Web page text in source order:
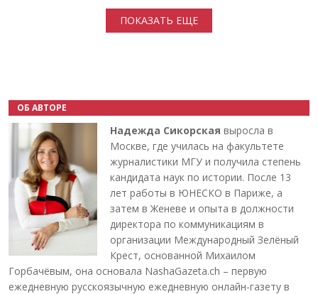
ПОКАЗАТЬ ЕЩЕ
ОБ АВТОРЕ
Надежда Сикорская выросла в
Москве, где училась на факультете
журналистики МГУ и получила степень
кандидата наук по истории. После 13
лет работы в ЮНЕСКО в Париже, а
затем в Женеве и опыта в должности
директора по коммуникациям в
организации Международный Зелёный
Крест, основанной Михаилом
Горбачёвым, она основала NashaGazeta.ch – первую
ежедневную русскоязычную ежедневную онлайн-газету в